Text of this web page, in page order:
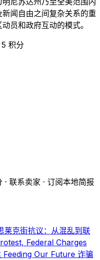
闻自由之间复杂关系的重
员和政府互动的模式。
积分
· 联系卖家 · 订阅本地简报
莱克街抗议：从混乱到联
Federal Charges
Feeding Our Future 诈骗